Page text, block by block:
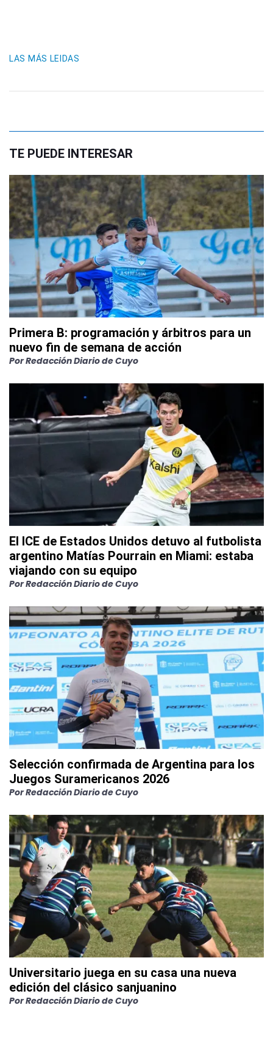
LAS MÁS LEIDAS
TE PUEDE INTERESAR
Primera B: programación y árbitros para un
nuevo fin de semana de acción
PorRedacción Diario de Cuyo
El ICE de Estados Unidos detuvo al futbolista
argentino Matías Pourrain en Miami: estaba
viajando con su equipo
PorRedacción Diario de Cuyo
Selección confirmada de Argentina para los
Juegos Suramericanos 2026
PorRedacción Diario de Cuyo
Universitario juega en su casa una nueva
edición del clásico sanjuanino
PorRedacción Diario de Cuyo